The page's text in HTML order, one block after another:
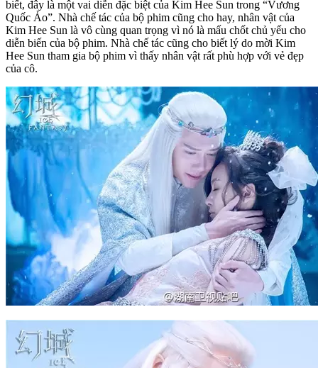
biết, đây là một vai diễn đặc biệt của Kim Hee Sun trong “Vương
Quốc Ảo”. Nhà chế tác của bộ phim cũng cho hay, nhân vật của
Kim Hee Sun là vô cùng quan trọng vì nó là mấu chốt chủ yếu cho
diễn biến của bộ phim. Nhà chế tác cũng cho biết lý do mời Kim
Hee Sun tham gia bộ phim vì thấy nhân vật rất phù hợp với vẻ đẹp
của cô.